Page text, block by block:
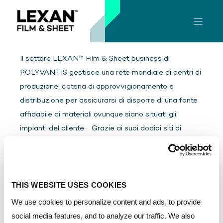
THIS WEBSITE USES COOKIES
We use cookies to personalize content and ads, to provide
social media features, and to analyze our traffic. We also
Il settore LEXAN™ Film & Sheet business di
POLYVANTIS gestisce una rete mondiale di centri di
produzione, catena di approvvigionamento e
distribuzione per assicurarsi di disporre di una fonte
affidabile di materiali ovunque siano situati gli
impianti del cliente. Grazie ai suoi dodici siti di
produzione certificati ISO e distribuiti tra Stati Uniti,
Canada, Paesi Bassi, Italia, Austria, Cina, Malesia,
il mondo in una vasta gamma di settori e
applicazioni. Per informazioni su come diventare un
distributore autorizzato, contattaci.
More info